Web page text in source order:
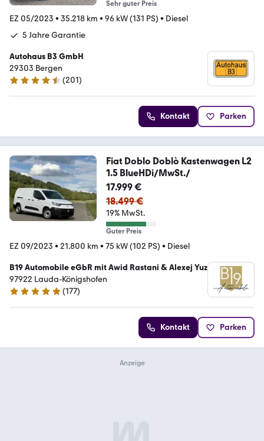
Sehr guter Preis
EZ 05/2023 • 35.218 km • 96 kW (131 PS) • Diesel
5 Jahre Garantie
Autohaus B3 GmbH
29303 Bergen
4.6 Sterne
(201)
Kontakt Parken
Fiat Doblo Doblò Kastenwagen L2
1.5 BlueHDi/MwSt./
17.999 €
18.499 €
19% MwSt.
Guter Preis
EZ 09/2023 • 21.800 km • 75 kW (102 PS) • Diesel
B19 Automobile eGbR mit Awid Rastani & Alexej Yuz
97922 Lauda-Königshofen
4.8 Sterne
(177)
Kontakt Parken